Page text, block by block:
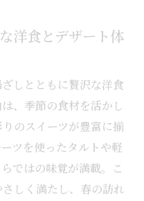
洋食とデザート体
しとともに贅沢な洋食
、季節の食材を活かし
のスイーツが豊富に揃
ツを使ったタルトや軽
ではの味覚が満載。こ
しく満たし、春の訪れ